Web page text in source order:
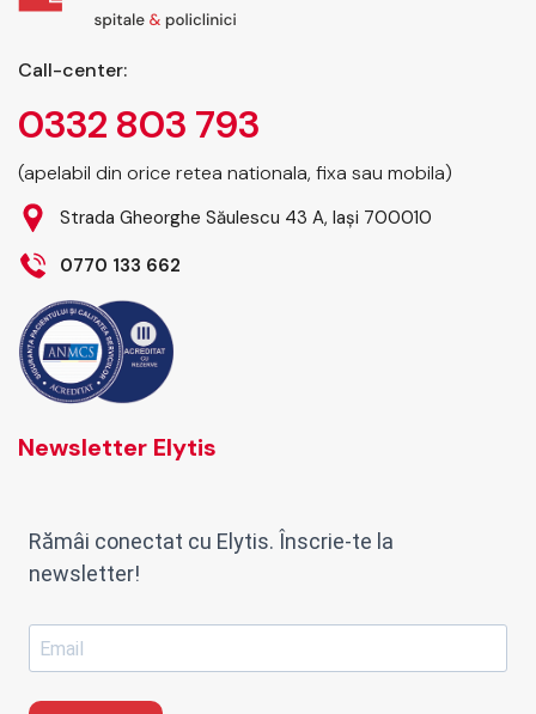
Call-center:
0332 803 793
(apelabil din orice retea nationala, fixa sau mobila)
Strada Gheorghe Săulescu 43 A, Iași 700010
0770 133 662
Newsletter Elytis
Rămâi conectat cu Elytis. Înscrie-te la
newsletter!